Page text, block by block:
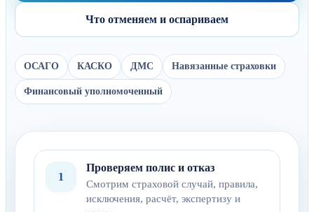
Что отменяем и оспариваем
ОСАГО КАСКО ДМС Навязанные страховки
Финансовый уполномоченный
1
Проверяем полис и отказ
Смотрим страховой случай, правила,
исключения, расчёт, экспертизу и